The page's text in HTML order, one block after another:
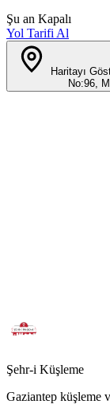
Şu an Kapalı
Yol Tarifi Al
Haritayı
No:96,
Şehr-i Küşleme
Gaziantep küşleme